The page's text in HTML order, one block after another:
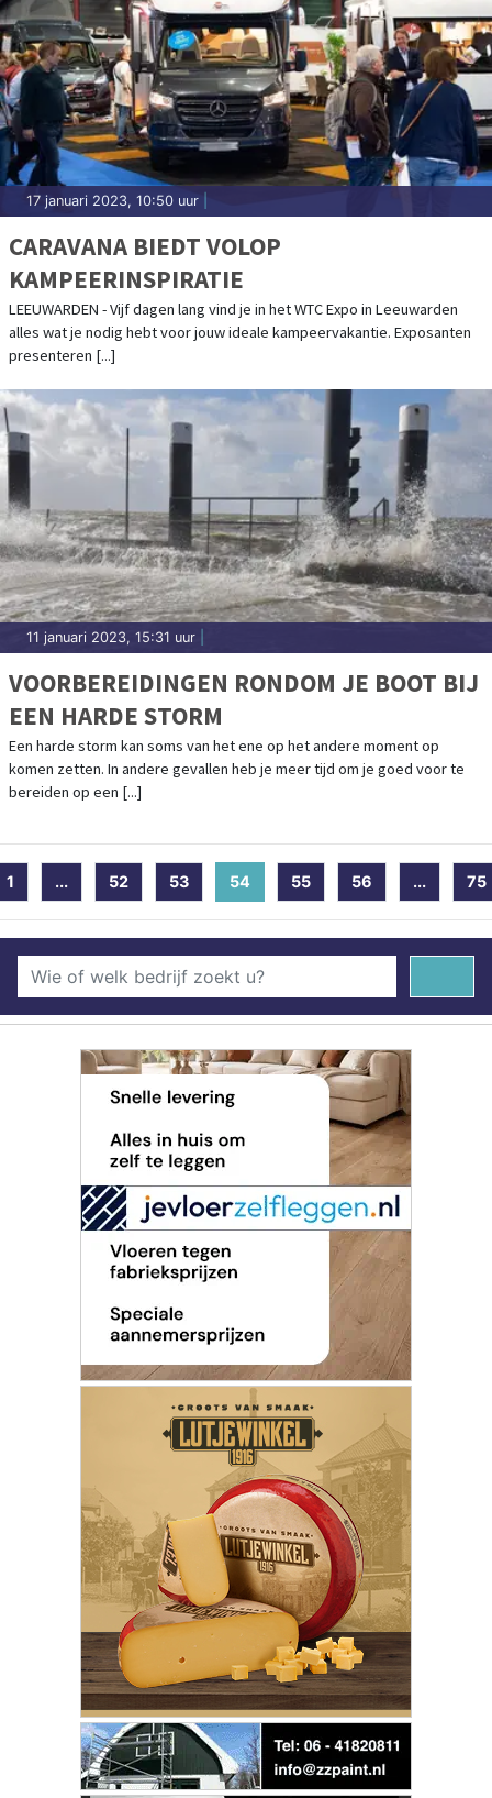
17 januari 2023, 10:50 uur
CARAVANA BIEDT VOLOP
KAMPEERINSPIRATIE
LEEUWARDEN - Vijf dagen lang vind je in het WTC Expo in Leeuwarden
alles wat je nodig hebt voor jouw ideale kampeervakantie. Exposanten
presenteren [...]
11 januari 2023, 15:31 uur
VOORBEREIDINGEN RONDOM JE BOOT BIJ
EEN HARDE STORM
Een harde storm kan soms van het ene op het andere moment op
komen zetten. In andere gevallen heb je meer tijd om je goed voor te
bereiden op een [...]
1 ... 52 53 54 (current)
55 56 ... 75